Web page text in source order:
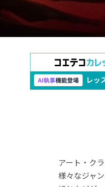
アート・ク
様々なジャ